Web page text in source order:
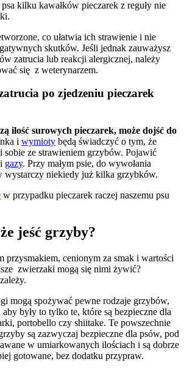
kilku kawałków pieczarek z reguły nie
co ułatwia ich strawienie i nie
skutków. Jeśli jednak zauważysz
zatrucia lub reakcji alergicznej, należy
się z weterynarzem.
po zjedzeniu pieczarek
ilość surowych pieczarek, może dojść do
i wymioty będą świadczyć o tym, że
sobie ze strawieniem grzybów. Pojawić
gazy. Przy małym psie, do wywołania
wystarczy niekiedy już kilka grzybków.
w przypadku pieczarek raczej naszemu psu
jeść grzyby?
przysmakiem, cenionym za smak i wartości
zwierzaki mogą się nimi żywić?
mogą spożywać pewne rodzaje grzybów,
były to tylko te, które są bezpieczne dla
portobello czy shiitake. Te powszechnie
są zazwyczaj bezpieczne dla psów, pod
w umiarkowanych ilościach i są dobrze
gotowane, bez dodatku przypraw.